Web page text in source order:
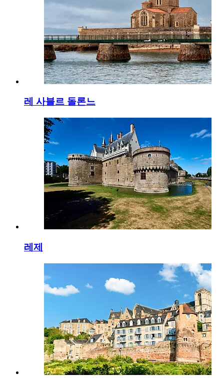
레 사블르 돌론느
레제